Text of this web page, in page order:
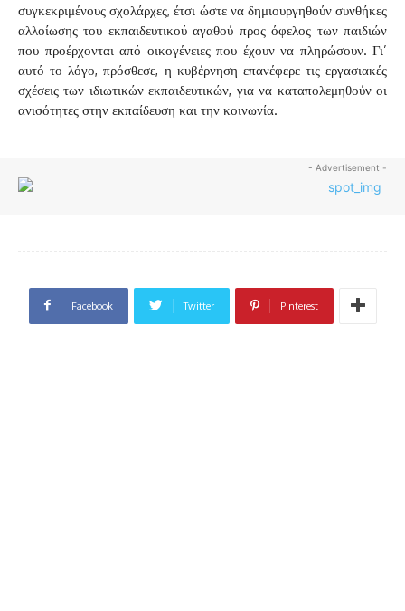
συγκεκριμένους σχολάρχες, έτσι ώστε να δημιουργηθούν συνθήκες
αλλοίωσης του εκπαιδευτικού αγαθού προς όφελος των παιδιών
που προέρχονται από οικογένειες που έχουν να πληρώσουν. Γι’
αυτό το λόγο, πρόσθεσε, η κυβέρνηση επανέφερε τις εργασιακές
σχέσεις των ιδιωτικών εκπαιδευτικών, για να καταπολεμηθούν οι
ανισότητες στην εκπαίδευση και την κοινωνία.
- Advertisement -
Facebook Twitter Pinterest